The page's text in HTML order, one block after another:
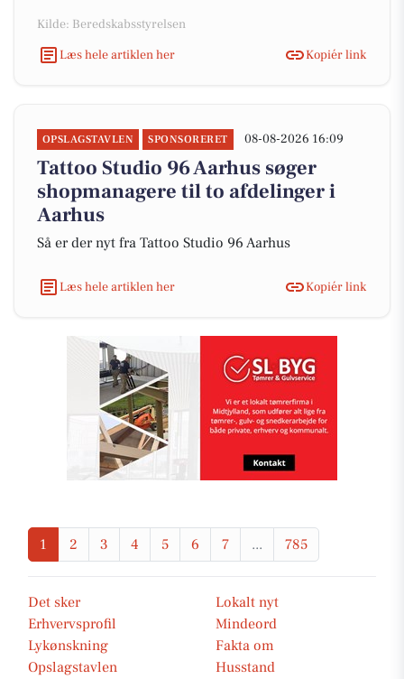
Kilde: Beredskabsstyrelsen
Læs hele artiklen her
Kopiér link
OPSLAGSTAVLEN SPONSORERET 08-08-2026 16:09
Tattoo Studio 96 Aarhus søger
shopmanagere til to afdelinger i
Aarhus
Så er der nyt fra Tattoo Studio 96 Aarhus
Læs hele artiklen her Kopiér link
1 2 3 4 5 6 7 ... 785
Det sker
Lokalt nyt
Erhvervsprofil
Mindeord
Lykønskning
Fakta om
Opslagstavlen
Husstand